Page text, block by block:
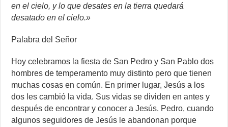
en el cielo, y lo que desates en la tierra quedará
desatado en el cielo.»
Palabra del Señor
Hoy celebramos la fiesta de San Pedro y San Pablo dos
hombres de temperamento muy distinto pero que tienen
muchas cosas en común. En primer lugar, Jesús a los
dos les cambió la vida. Sus vidas se dividen en antes y
después de encontrar y conocer a Jesús. Pedro, cuando
algunos seguidores de Jesús le abandonan porque